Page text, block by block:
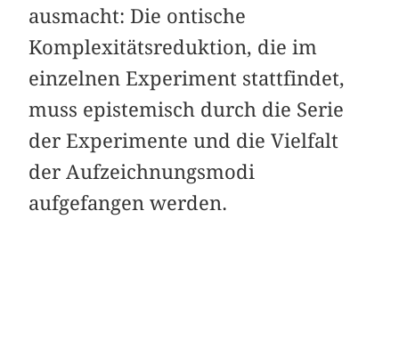
ausmacht: Die ontische
Komplexitätsreduktion, die im
einzelnen Experiment stattfindet,
muss epistemisch durch die Serie
der Experimente und die Vielfalt
der Aufzeichnungsmodi
aufgefangen werden.